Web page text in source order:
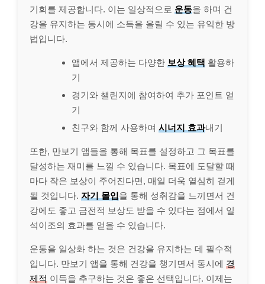
기회를 제공합니다. 이는 일상적으로 운동을 하며 건
강을 유지하는 동시에 소득을 올릴 수 있는 유익한 방
법입니다.
앱에서 제공하는 다양한 보상 혜택 활용하
기
경기와 챌린지에 참여하여 추가 포인트 얻
기
친구와 함께 사용하여 시너지 효과내기
또한, 만보기 앱들을 통해 목표를 설정하고 그 목표를
달성하는 재미를 느낄 수 있습니다. 목표에 도달할 때
마다 작은 보상이 주어진다면, 매일 더욱 열심히 걷게
될 것입니다. 자기 몰입을 통해 성취감을 느끼면서 건
강에도 좋고 금전적 보상도 받을 수 있다는 점에서 일
석이조의 효과를 얻을 수 있습니다.
운동을 일상화 하는 것은 건강을 유지하는 데 필수적
입니다. 만보기 앱을 통해 건강을 챙기면서 동시에 경
제적 이득을 추구하는 것은 좋은 선택입니다. 이제는